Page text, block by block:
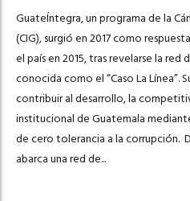
GuateÍntegra, un programa de la
(CIG), surgió en 2017 como
el país en 2015, tras revelarse la
conocida como el “Caso La Línea”.
contribuir al desarrollo, la
institucional de Guatemala
de cero tolerancia a la corrupción.
abarca una red de...